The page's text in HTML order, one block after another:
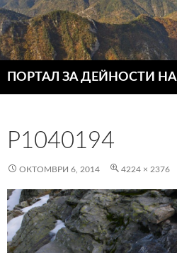
ПОРТАЛ ЗА ДЕЙНОСТИ
P1040194
ОКТОМВРИ 6, 2014 4224 × 2376